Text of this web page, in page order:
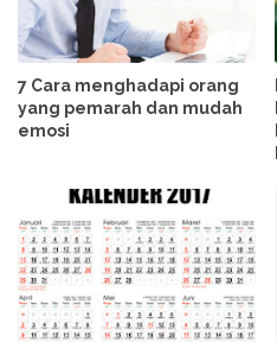
7 Cara menghadapi orang
yang pemarah dan mudah
emosi